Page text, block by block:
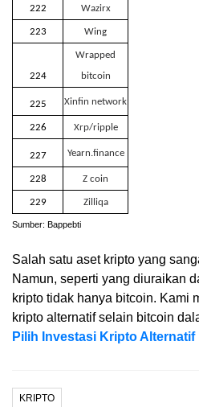
222 Wazirx
223 Wing
224
Wrapped
bitcoin
225 Xinfin network
226 Xrp/ripple
227 Yearn.finance
228 Z coin
229 Zilliqa
Sumber: Bappebti
Salah satu aset kripto yang
Namun, seperti yang diuraikan
kripto tidak hanya bitcoin. Kami
kripto alternatif selain bitcoin
Pilih Investasi Kripto Alternatif
KRIPTO